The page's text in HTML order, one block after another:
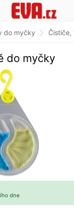
do myčky Čističe,
do myčky
dne